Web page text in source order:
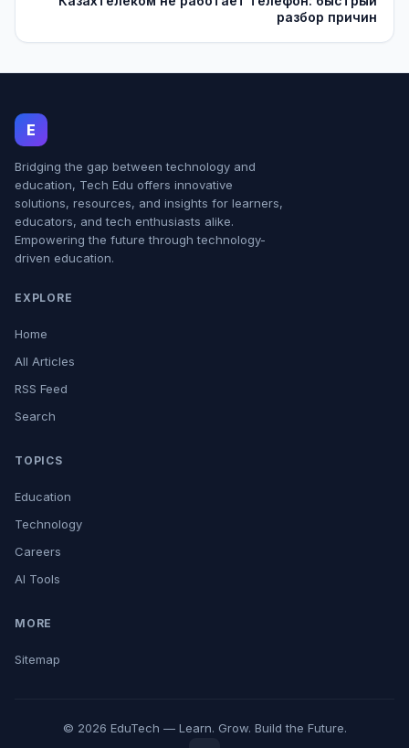
разбор причин
E
Bridging the gap between technology and
education, Tech Edu offers innovative
solutions, resources, and insights for learners,
educators, and tech enthusiasts alike.
Empowering the future through technology-
driven education.
EXPLORE
Home
All Articles
RSS Feed
Search
TOPICS
Education
Technology
Careers
AI Tools
MORE
Sitemap
© 2026 EduTech — Learn. Grow. Build the Future.